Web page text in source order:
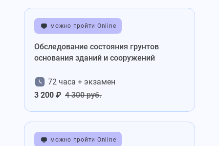
можно пройти Online
Обследование состояния грунтов
основания зданий и сооружений
72 часа + экзамен
3 200 ₽ 4 300 руб.
можно пройти Online